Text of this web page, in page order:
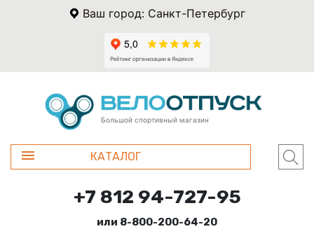
Ваш город: Санкт-Петербург
Большой спортивный магазин
КАТАЛОГ
+7 812 94-727-95
или 8-800-200-64-20